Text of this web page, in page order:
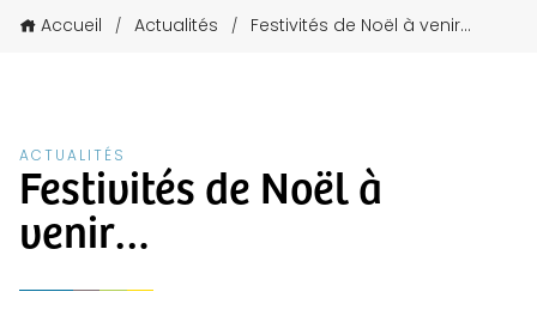
Accueil / Actualités / Festivités de Noël à venir…
ACTUALITÉS
Festivités de Noël à
venir…